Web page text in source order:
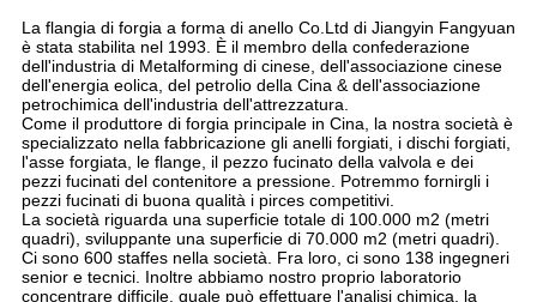
La flangia di forgia a forma di anello Co.Ltd di Jiangyin Fangyuan
è stata stabilita nel 1993. È il membro della confederazione
dell'industria di Metalforming di cinese, dell'associazione cinese
dell'energia eolica, del petrolio della Cina & dell'associazione
petrochimica dell'industria dell'attrezzatura.
Come il produttore di forgia principale in Cina, la nostra società è
specializzato nella fabbricazione gli anelli forgiati, i dischi forgiati,
l'asse forgiata, le flange, il pezzo fucinato della valvola e dei
pezzi fucinati del contenitore a pressione. Potremmo fornirgli i
pezzi fucinati di buona qualità i pirces competitivi.
La società riguarda una superficie totale di 100.000 m2 (metri
quadri), sviluppante una superficie di 70.000 m2 (metri quadri).
Ci sono 600 staffes nella società. Fra loro, ci sono 138 ingegneri
senior e tecnici. Inoltre abbiamo nostro proprio laboratorio
concentrare difficile. quale può effettuare l'analisi chimica, la